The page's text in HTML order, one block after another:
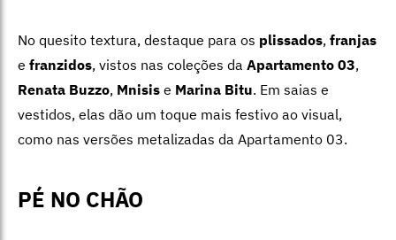
No quesito textura, destaque para os plissados, franjas
e franzidos, vistos nas coleções da Apartamento 03,
Renata Buzzo, Mnisis e Marina Bitu. Em saias e
vestidos, elas dão um toque mais festivo ao visual,
como nas versões metalizadas da Apartamento 03.
PÉ NO CHÃO